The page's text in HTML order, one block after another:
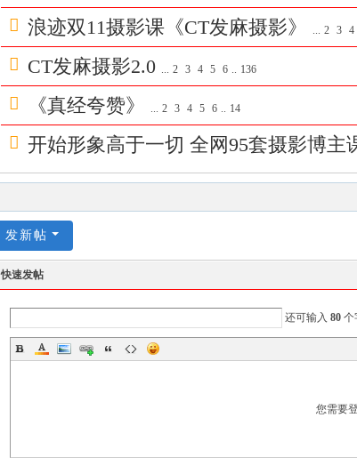
浪迹双11摄影课《CT发麻摄影》 ... 2 3 4
CT发麻摄影2.0 ... 2 3 4 5 6 .. 136
《真经夸赞》 ... 2 3 4 5 6 .. 14
开始形象高于一切 全网95套摄影博主
发新帖
快速发帖
还可输入80 个
您需要